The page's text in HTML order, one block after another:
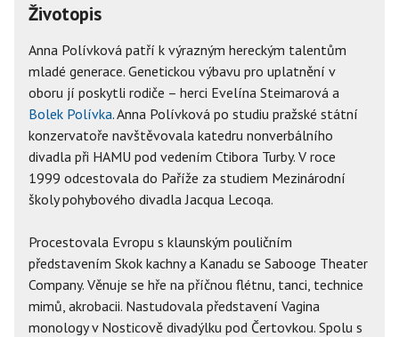
Životopis
Anna Polívková patří k výrazným hereckým talentům
mladé generace. Genetickou výbavu pro uplatnění v
oboru jí poskytli rodiče – herci Evelína Steimarová a
Bolek Polívka. Anna Polívková po studiu pražské státní
konzervatoře navštěvovala katedru nonverbálního
divadla při HAMU pod vedením Ctibora Turby. V roce
1999 odcestovala do Paříže za studiem Mezinárodní
školy pohybového divadla Jacqua Lecoqa.
Procestovala Evropu s klaunským pouličním
představením Skok kachny a Kanadu se Sabooge Theater
Company. Věnuje se hře na příčnou flétnu, tanci, technice
mimů, akrobacii. Nastudovala představení Vagina
monology v Nosticově divadýlku pod Čertovkou. Spolu s